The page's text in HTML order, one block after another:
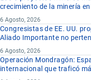
crecimiento de la minería
6 Agosto, 2026
Congresistas de EE. UU.
Aliado Importante no
6 Agosto, 2026
Operación Mondragón:
internacional que traficó